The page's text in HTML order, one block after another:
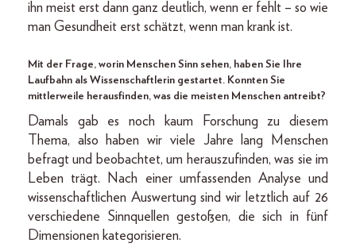
ihn meist erst dann ganz deutlich, wenn er fehlt – so wie
man Gesundheit erst schätzt, wenn man krank ist.
Mit der Frage, worin Menschen Sinn sehen, haben Sie Ihre
Laufbahn als Wissenschaftlerin gestartet. Konnten Sie
mittlerweile herausfinden, was die meisten Menschen antreibt?
Damals gab es noch kaum Forschung zu diesem
Thema, also haben wir viele Jahre lang Menschen
befragt und beobachtet, um herauszufinden, was sie im
Leben trägt. Nach einer umfassenden Analyse und
wissenschaftlichen Auswertung sind wir letztlich auf 26
verschiedene Sinnquellen gestoßen, die sich in fünf
Dimensionen kategorisieren.